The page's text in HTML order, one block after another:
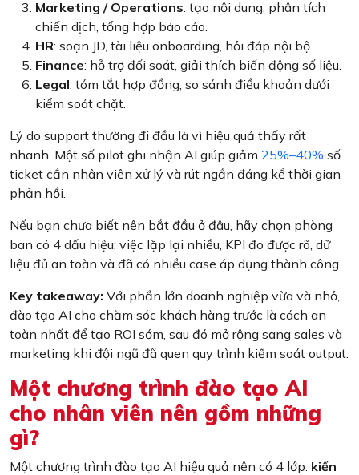
Marketing / Operations: tạo nội dung, phân tích
chiến dịch, tổng hợp báo cáo.
HR: soạn JD, tài liệu onboarding, hỏi đáp nội bộ.
Finance: hỗ trợ đối soát, giải thích biến động số liệu.
Legal: tóm tắt hợp đồng, so sánh điều khoản dưới
kiểm soát chặt.
Lý do support thường đi đầu là vì hiệu quả thấy rất
nhanh. Một số pilot ghi nhận AI giúp giảm 25%–40% số
ticket cần nhân viên xử lý và rút ngắn đáng kể thời gian
phản hồi.
Nếu bạn chưa biết nên bắt đầu ở đâu, hãy chọn phòng
ban có 4 dấu hiệu: việc lặp lại nhiều, KPI đo được rõ, dữ
liệu đủ an toàn và đã có nhiều case áp dụng thành công.
Key takeaway: Với phần lớn doanh nghiệp vừa và nhỏ,
đào tạo AI cho chăm sóc khách hàng trước là cách an
toàn nhất để tạo ROI sớm, sau đó mở rộng sang sales và
marketing khi đội ngũ đã quen quy trình kiểm soát output.
Một chương trình đào tạo AI
cho nhân viên nên gồm những
gì?
Một chương trình đào tạo AI hiệu quả nên có 4 lớp: kiến